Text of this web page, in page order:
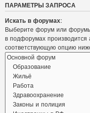
ПАРАМЕТРЫ ЗАПРОСА
Искать в форумах:
Выберите форум или
в подфорумах производится
соответствующую опцию